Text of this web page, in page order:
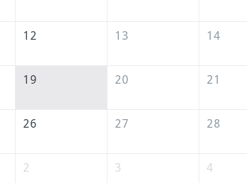
12 13 14
19 20 21
26 27 28
2 3 4